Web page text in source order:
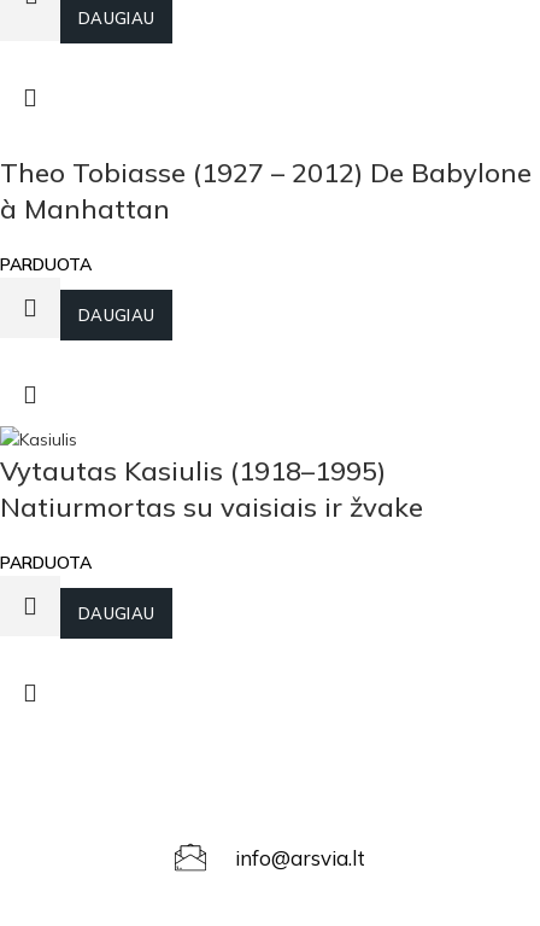
DAUGIAU
Theo Tobiasse (1927 – 2012) De Babylone
à Manhattan
PARDUOTA
DAUGIAU
Vytautas Kasiulis (1918–1995)
Natiurmortas su vaisiais ir žvake
PARDUOTA
DAUGIAU
info@arsvia.lt